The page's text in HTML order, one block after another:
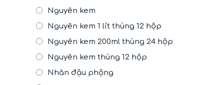
Nguyên kem
Nguyên kem 1 lít thùng 12 hộp
Nguyên kem 200ml thùng 24 hộp
Nguyên kem thùng 12 hộp
Nhân đậu phộng